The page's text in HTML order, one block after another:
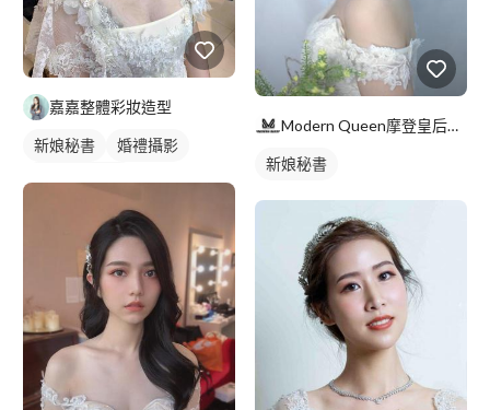
嘉嘉整體彩妝造型
新娘秘書
婚禮攝影
Modern Queen摩登皇后婚紗工作室
新娘秘書